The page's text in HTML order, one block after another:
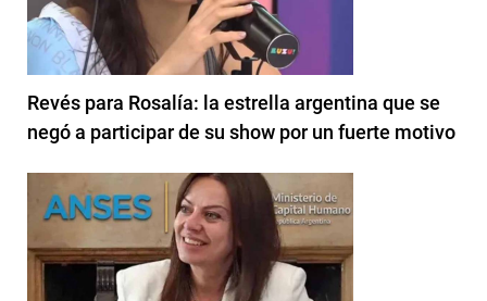
Revés para Rosalía: la estrella argentina que se
negó a participar de su show por un fuerte motivo